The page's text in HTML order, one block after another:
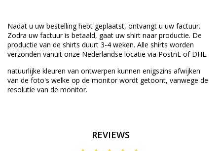
Nadat u uw bestelling hebt geplaatst, ontvangt u uw factuur.
Zodra uw factuur is betaald, gaat uw shirt naar productie. De
productie van de shirts duurt 3-4 weken. Alle shirts worden
verzonden vanuit onze Nederlandse locatie via PostnL of DHL.
natuurlijke kleuren van ontwerpen kunnen enigszins afwijken
van de foto's welke op de monitor wordt getoont, vanwege de
resolutie van de monitor.
REVIEWS